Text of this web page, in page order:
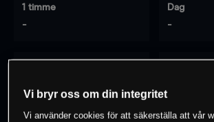
1 timme
-
Dag
-
Vi bryr oss om din integritet
Vi använder cookies för att säkerställa att vår